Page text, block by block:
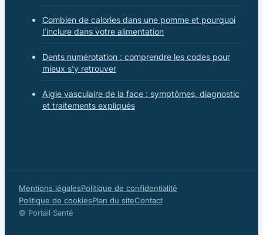
Combien de calories dans une pomme et pourquoi
l’inclure dans votre alimentation
Dents numérotation : comprendre les codes pour
mieux s’y retrouver
Algie vasculaire de la face : symptômes, diagnostic
et traitements expliqués
Mentions légalesPolitique de confidentialité
Politique de cookiesPlan du siteContact
© Portail Santé